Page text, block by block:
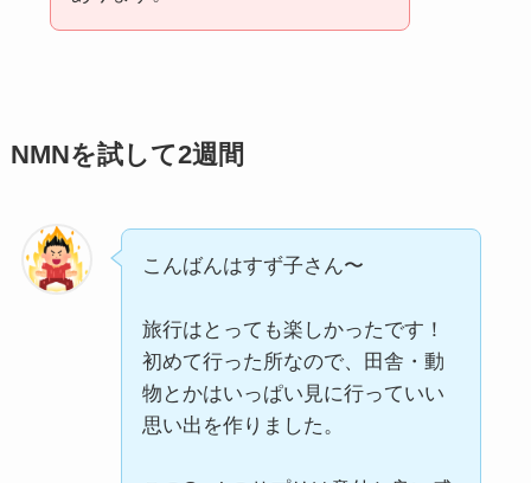
NMNを試して2週間
こんばんはすず子さん〜
旅行はとっても楽しかったです！
初めて行った所なので、田舎・動
物とかはいっぱい見に行っていい
思い出を作りました。